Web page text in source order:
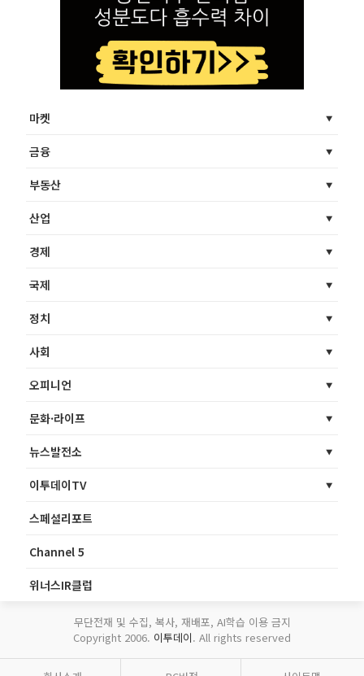
마켓
금융
부동산
산업
경제
국제
정치
사회
오피니언
문화·라이프
뉴스발전소
이투데이TV
스페셜리포트
Channel 5
위너스IR클럽
무단전재 및 수집, 복사, 재배포, AI학습 이용 금지
Copyright 2006. 이투데이. All rights reserved